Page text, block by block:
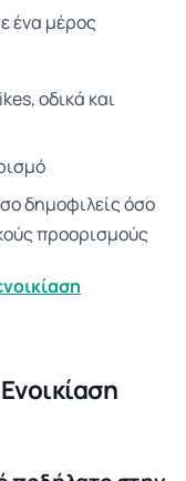
ένα μέρος
οδικά και
δημοφιλείς όσο
προορισμούς